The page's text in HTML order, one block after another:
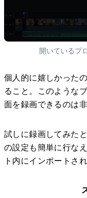
開いているプ
個人的に嬉しかった
ること。このような
面を録画できるのは非
試しに録画してみた
の設定も簡単に行な
ト内にインポートされ